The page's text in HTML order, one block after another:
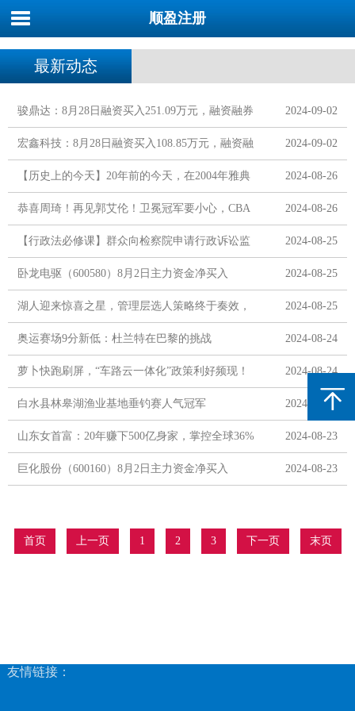
顺盈注册
最新动态
骏鼎达：8月28日融资买入251.09万元，融资融券
余额6585.32万元
2024-09-02
宏鑫科技：8月28日融资买入108.85万元，融资融
券余额3401.6万元
2024-09-02
【历史上的今天】20年前的今天，在2004年雅典
奥运会#跳水# 女子
2024-08-26
恭喜周琦！再见郭艾伦！卫冕冠军要小心，CBA
要变天了
2024-08-26
【行政法必修课】群众向检察院申请行政诉讼监
督的具体情形有哪些呢？又该如何申请呢？
2024-08-25
卧龙电驱（600580）8月2日主力资金净买入
4323.23万元
2024-08-25
湖人迎来惊喜之星，管理层选人策略终于奏效，
克内克特成为关键人物
2024-08-25
奥运赛场9分新低：杜兰特在巴黎的挑战 2024-08-24
萝卜快跑刷屏，“车路云一体化”政策利好频现！
国家大基金等积极重仓！
2024-08-24
白水县林皋湖渔业基地垂钓赛人气冠军 2024-08-24
山东女首富：20年赚下500亿身家，掌控全球36%
2024-08-23
巨化股份（600160）8月2日主力资金净买入
2024-08-23
首页 上一页 1 2 3 下一页 末页
友情链接：